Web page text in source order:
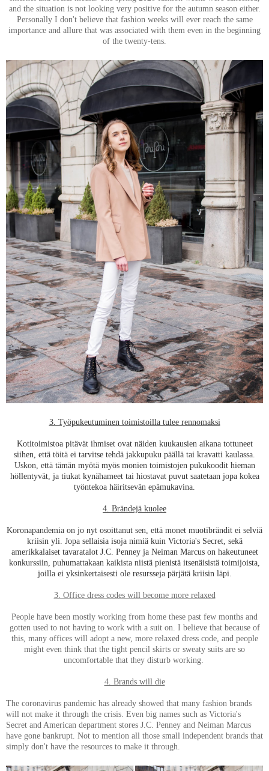
and the situation is not looking very positive for the autumn season either.
Personally I don't believe that fashion weeks will ever reach the same
importance and allure that was associated with them even in the beginning
of the twenty-tens.
3. Työpukeutuminen toimistoilla tulee rennomaksi
Kotitoimistoa pitävät ihmiset ovat näiden kuukausien aikana tottuneet
siihen, että töitä ei tarvitse tehdä jakkupuku päällä tai kravatti kaulassa.
Uskon, että tämän myötä myös monien toimistojen pukukoodit hieman
höllentyvät, ja tiukat kynähameet tai hiostavat puvut saatetaan jopa kokea
työntekoa häiritsevän epämukavina.
4. Brändejä kuolee
Koronapandemia on jo nyt osoittanut sen, että monet muotibrändit ei selviä
kriisin yli. Jopa sellaisia isoja nimiä kuin Victoria's Secret, sekä
amerikkalaiset tavaratalot J.C. Penney ja Neiman Marcus on hakeutuneet
konkurssiin, puhumattakaan kaikista niistä pienistä itsenäisistä toimijoista,
joilla ei yksinkertaisesti ole resursseja pärjätä kriisin läpi.
3. Office dress codes will become more relaxed
People have been mostly working from home these past few months and
gotten used to not having to work with a suit on. I believe that because of
this, many offices will adopt a new, more relaxed dress code, and people
might even think that the tight pencil skirts or sweaty suits are so
uncomfortable that they disturb working.
4. Brands will die
The coronavirus pandemic has already showed that many fashion brands
will not make it through the crisis. Even big names such as Victoria's
Secret and American department stores J.C. Penney and Neiman Marcus
have gone bankrupt. Not to mention all those small independent brands that
simply don't have the resources to make it through.